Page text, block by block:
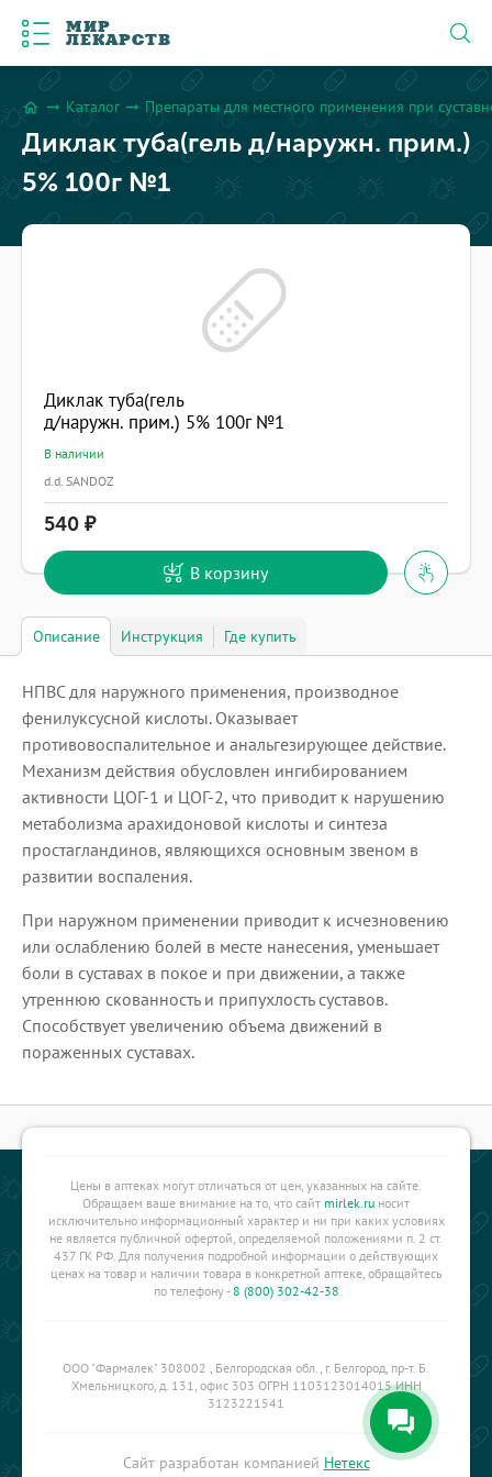
МИР
ЛЕКАРСТВ
home arrow_right_alt Каталог arrow_right_alt Препараты для местного применения при
Диклак туба(гель д/наружн. прим.)
5% 100г №1
Диклак туба(гель
д/наружн. прим.) 5% 100г №1
В наличии
d.d. SANDOZ
540
В корзину
Описание Инструкция Где купить
НПВС для наружного применения, производное
фенилуксусной кислоты. Оказывает
противовоспалительное и анальгезирующее действие.
Механизм действия обусловлен ингибированием
активности ЦОГ-1 и ЦОГ-2, что приводит к нарушению
метаболизма арахидоновой кислоты и синтеза
простагландинов, являющихся основным звеном в
развитии воспаления.
При наружном применении приводит к исчезновению
или ослаблению болей в месте нанесения, уменьшает
боли в суставах в покое и при движении, а также
утреннюю скованность и припухлость суставов.
Способствует увеличению объема движений в
пораженных суставах.
Цены в аптеках могут отличаться от цен, указанных на сайте.
Обращаем ваше внимание на то, что сайт mirlek.ru носит
исключительно информационный характер и ни при каких условиях
не является публичной офертой, определяемой положениями п. 2 ст.
437 ГК РФ. Для получения подробной информации о действующих
ценах на товар и наличии товара в конкретной аптеке, обращайтесь
по телефону -8 (800) 302-42-38
ООО "Фармалек" 308002 , Белгородская обл., г. Белгород, пр-т. Б.
Хмельницкого, д. 131, офис 303 ОГРН 1103123014015 ИНН
3123221541
Сайт разработан компанией Нетекс